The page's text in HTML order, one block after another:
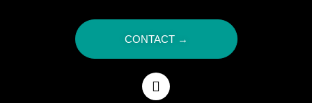
CONTACT →